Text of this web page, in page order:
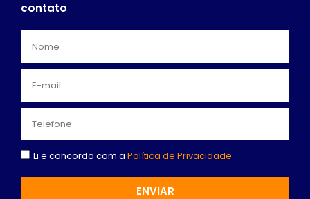
contato
Li e concordo com a Política de Privacidade
ENVIAR